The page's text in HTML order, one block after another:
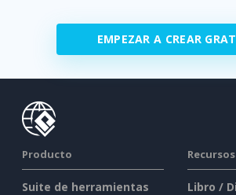
EMPEZAR A CREAR
Producto
Suite de herramientas
Recursos
Libro /